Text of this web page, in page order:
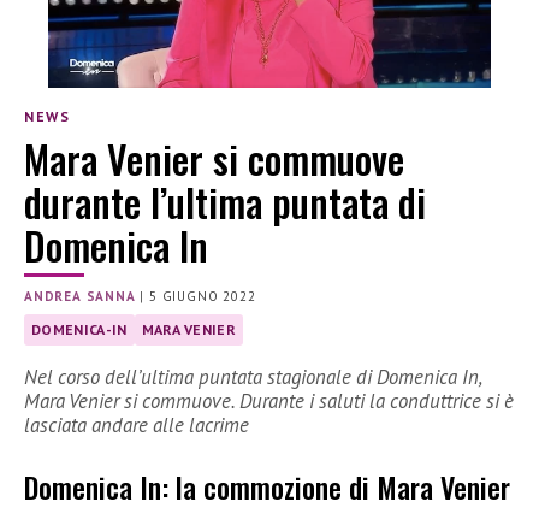
NEWS
Mara Venier si commuove
durante l’ultima puntata di
Domenica In
ANDREA SANNA | 5 GIUGNO 2022
DOMENICA-IN MARA VENIER
Nel corso dell’ultima puntata stagionale di Domenica In,
Mara Venier si commuove. Durante i saluti la conduttrice si è
lasciata andare alle lacrime
Domenica In: la commozione di Mara Venier